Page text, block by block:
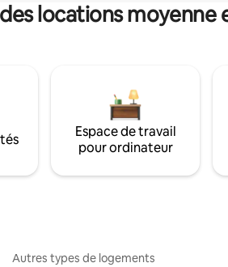
locations moyenne
Espace de travail
pour ordinateur
Autres types de logements